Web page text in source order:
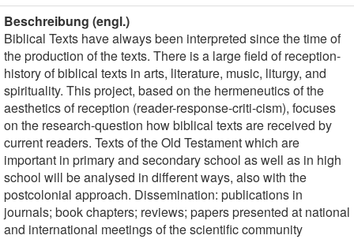
Beschreibung (engl.)
Biblical Texts have always been interpreted since the time of
the production of the texts. There is a large field of reception-
history of biblical texts in arts, literature, music, liturgy, and
spirituality. This project, based on the hermeneutics of the
aesthetics of reception (reader-response-criti-cism), focuses
on the research-question how biblical texts are received by
current readers. Texts of the Old Testament which are
important in primary and secondary school as well as in high
school will be analysed in different ways, also with the
postcolonial approach. Dissemination: publications in
journals; book chapters; reviews; papers presented at national
and international meetings of the scientific community